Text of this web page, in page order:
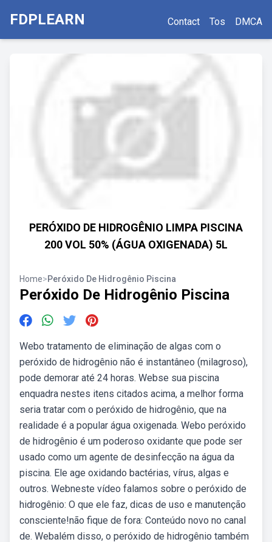
FDPLEARN Contact Tos DMCA
PERÓXIDO DE HIDROGÊNIO LIMPA PISCINA
200 VOL 50% (ÁGUA OXIGENADA) 5L
Home>Peróxido De Hidrogênio Piscina
Peróxido De Hidrogênio Piscina
Webo tratamento de eliminação de algas com o
peróxido de hidrogênio não é instantâneo (milagroso),
pode demorar até 24 horas. Webse sua piscina
enquadra nestes itens citados acima, a melhor forma
seria tratar com o peróxido de hidrogênio, que na
realidade é a popular água oxigenada. Webo peróxido
de hidrogênio é um poderoso oxidante que pode ser
usado como um agente de desinfecção na água da
piscina. Ele age oxidando bactérias, vírus, algas e
outros. Webneste vídeo falamos sobre o peróxido de
hidrogênio: O que ele faz, dicas de uso e manutenção
consciente!não fique de fora: Conteúdo novo no canal
de. Webalém disso, o peróxido de hidrogênio também